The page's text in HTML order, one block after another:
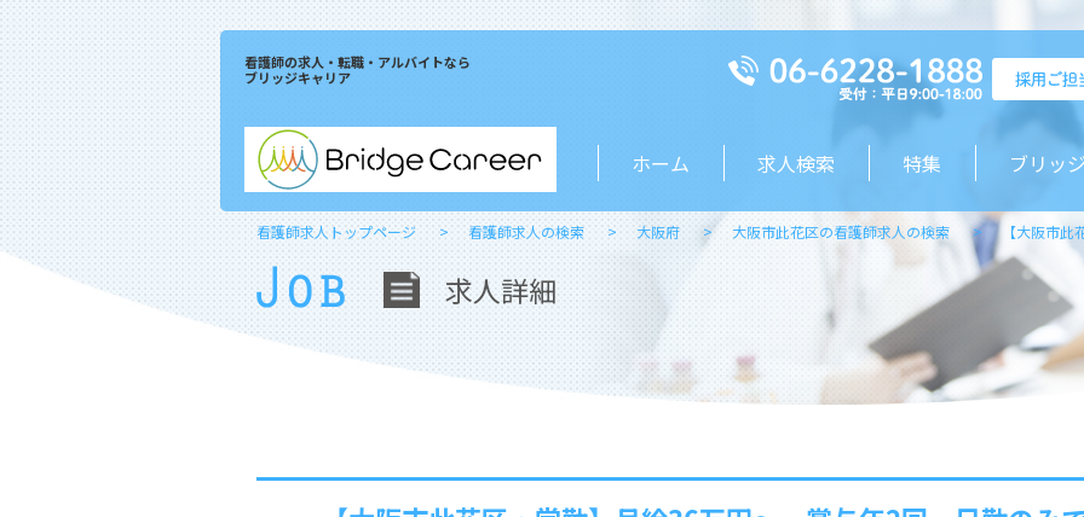
看護師の求人・転職・アルバイトなら
ブリッジキャリア
ホーム 求人検索 特集 ブリッ
看護師求人トップページ 看護師求人の検索 大阪府 大阪市此花区の看護師求人の検索 【大阪市
求人詳細